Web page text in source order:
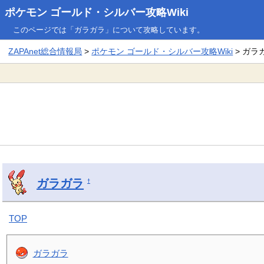
ポケモン ゴールド・シルバー攻略Wiki
このページでは「ガラガラ」について攻略しています。
ZAPAnet総合情報局 >ポケモン ゴールド・シルバー攻略Wiki > ガラ
ガラガラ †
TOP
ガラガラ